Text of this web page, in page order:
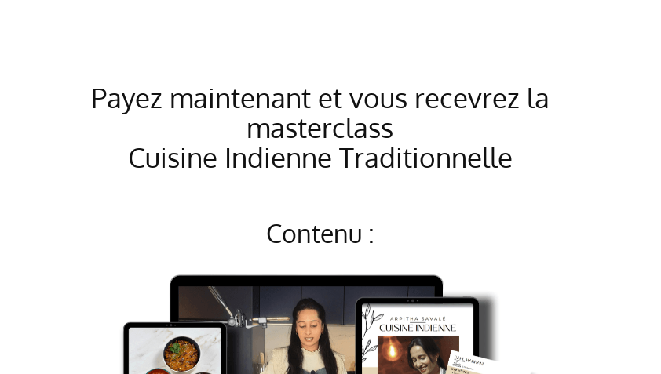
Payez maintenant et vous recevrez la
masterclass
Cuisine Indienne Traditionnelle
Contenu :